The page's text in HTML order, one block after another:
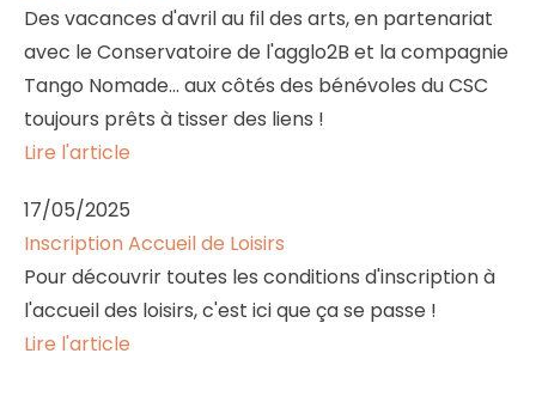
Des vacances d'avril au fil des arts, en partenariat
avec le Conservatoire de l'agglo2B et la compagnie
Tango Nomade... aux côtés des bénévoles du CSC
toujours prêts à tisser des liens !
Lire l'article
17/05/2025
Inscription Accueil de Loisirs
Pour découvrir toutes les conditions d'inscription à
l'accueil des loisirs, c'est ici que ça se passe !
Lire l'article